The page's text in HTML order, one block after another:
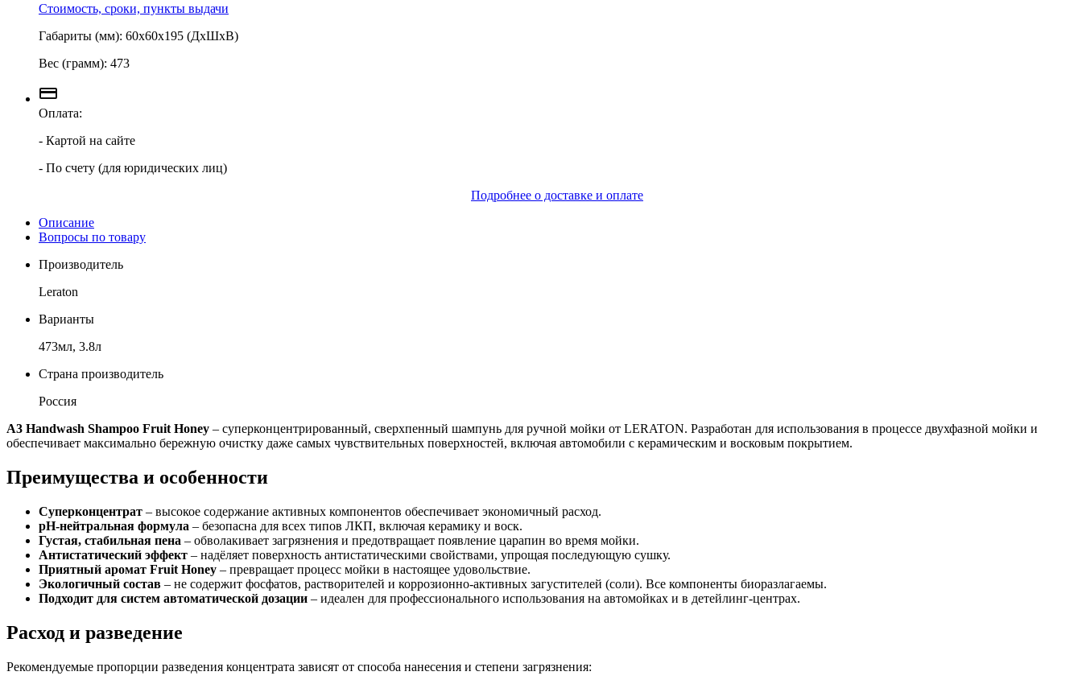
Стоимость, сроки, пункты выдачи
Габариты (мм): 60х60х195 (ДхШхВ)
Вес (грамм): 473
Оплата:
- Картой на сайте
- По счету (для юридических лиц)
Подробнее о доставке и оплате
Описание
Вопросы по товару
Производитель
Leraton
Варианты
473мл, 3.8л
Страна производитель
Россия
A3 Handwash Shampoo Fruit Honey – суперконцентрированный, сверхпенный шампунь для ручной мойки от LERATON. Разработан для использования в процессе двухфазной мойки и
обеспечивает максимально бережную очистку даже самых чувствительных поверхностей, включая автомобили с керамическим и восковым покрытием.
Преимущества и особенности
Суперконцентрат – высокое содержание активных компонентов обеспечивает экономичный расход.
pH-нейтральная формула – безопасна для всех типов ЛКП, включая керамику и воск.
Густая, стабильная пена – обволакивает загрязнения и предотвращает появление царапин во время мойки.
Антистатический эффект – надёляет поверхность антистатическими свойствами, упрощая последующую сушку.
Приятный аромат Fruit Honey – превращает процесс мойки в настоящее удовольствие.
Экологичный состав – не содержит фосфатов, растворителей и коррозионно-активных загустителей (соли). Все компоненты биоразлагаемы.
Подходит для систем автоматической дозации – идеален для профессионального использования на автомойках и в детейлинг-центрах.
Расход и разведение
Рекомендуемые пропорции разведения концентрата зависят от способа нанесения и степени загрязнения: